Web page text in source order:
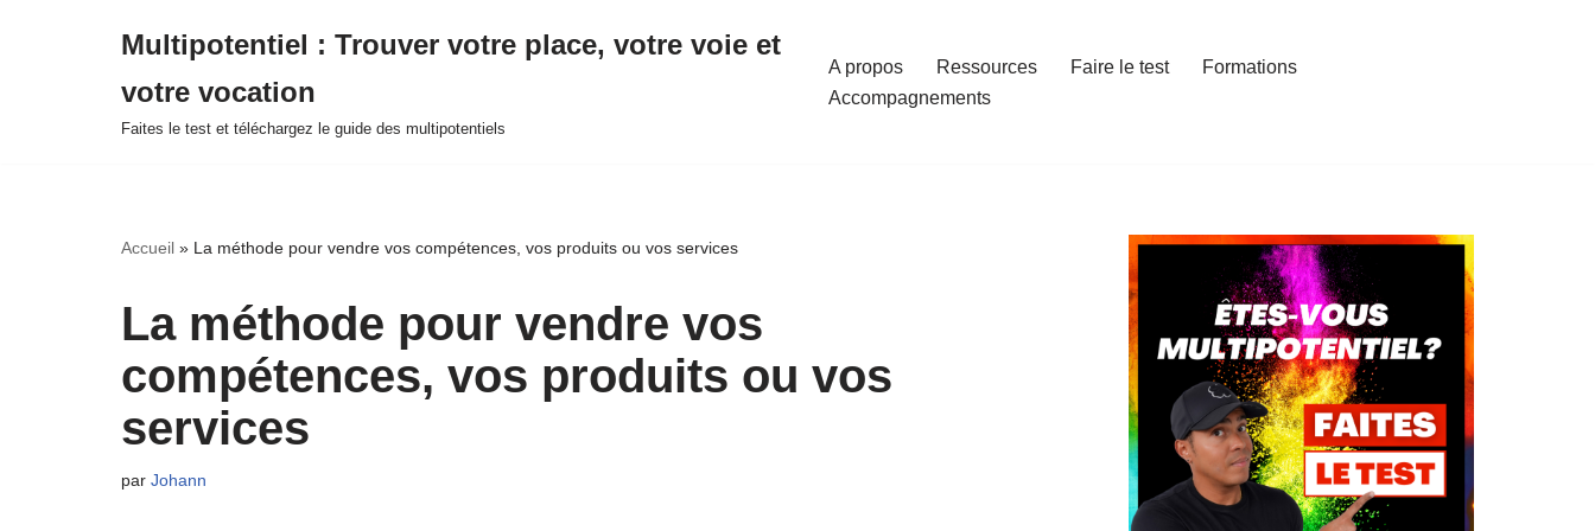
Multipotentiel : Trouver votre place, votre voie et
votre vocation
Faites le test et téléchargez le guide des multipotentiels
A propos Ressources Faire le test
Formations
Accompagnements
Accueil » La méthode pour vendre vos compétences, vos produits ou vos services
La méthode pour vendre vos
compétences, vos produits ou vos
services
par Johann